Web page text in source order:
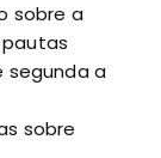
sobre a
pautas
segunda a
sobre